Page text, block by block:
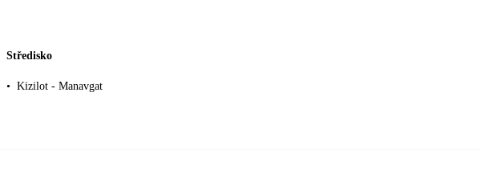
Středisko
• Kizilot - Manavgat